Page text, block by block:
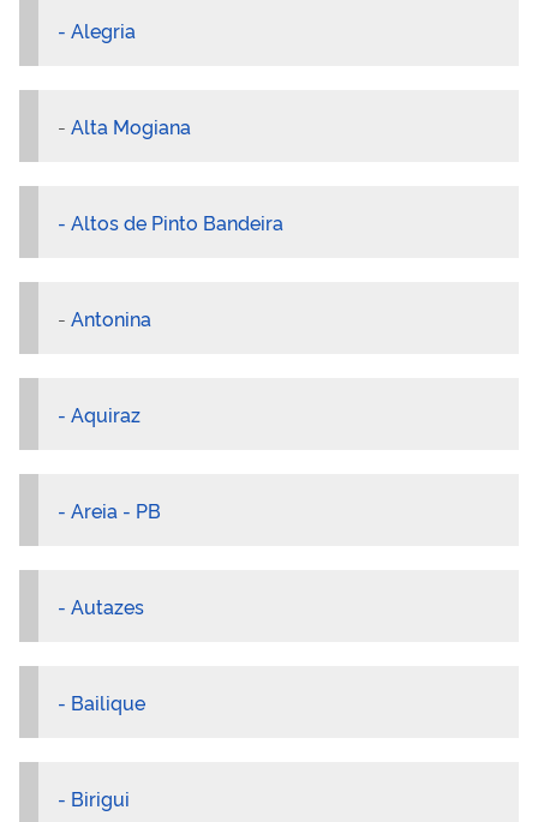
- Alegria
- Alta Mogiana
- Altos de Pinto Bandeira
- Antonina
- Aquiraz
- Areia - PB
- Autazes
- Bailique
- Birigui